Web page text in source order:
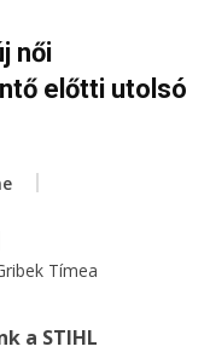
női
előtti utolsó
Tímea
a STIHL